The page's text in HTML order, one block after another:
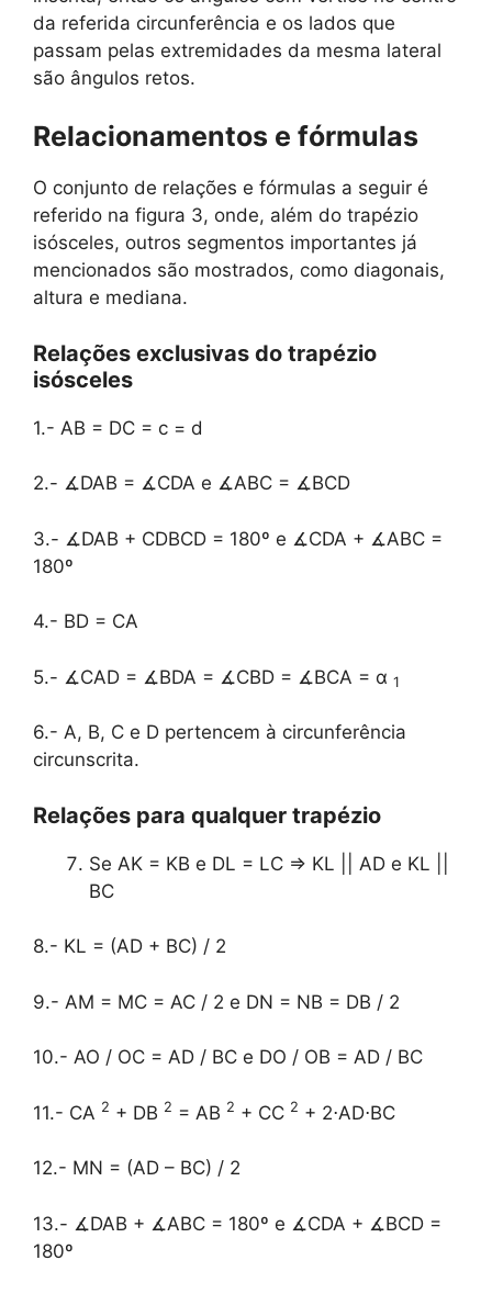
da referida circunferência e os lados que
passam pelas extremidades da mesma lateral
são ângulos retos.
Relacionamentos e fórmulas
O conjunto de relações e fórmulas a seguir é
referido na figura 3, onde, além do trapézio
isósceles, outros segmentos importantes já
mencionados são mostrados, como diagonais,
altura e mediana.
Relações exclusivas do trapézio
isósceles
1.- AB = DC = c = d
2.- ∡DAB = ∡CDA e ∡ABC = ∡BCD
3.- ∡DAB + CDBCD = 180º e ∡CDA + ∡ABC =
180º
4.- BD = CA
5.- ∡CAD = ∡BDA = ∡CBD = ∡BCA = α 1
6.- A, B, C e D pertencem à circunferência
circunscrita.
Relações para qualquer trapézio
Se AK = KB e DL = LC ⇒ KL || AD e KL ||
BC
8.- KL = (AD + BC) / 2
9.- AM = MC = AC / 2 e DN = NB = DB / 2
10.- AO / OC = AD / BC e DO / OB = AD / BC
11.- CA 2 + DB 2 = AB 2 + CC 2 + 2⋅AD⋅BC
12.- MN = (AD – BC) / 2
13.- ∡DAB + ∡ABC = 180º e ∡CDA + ∡BCD =
180º